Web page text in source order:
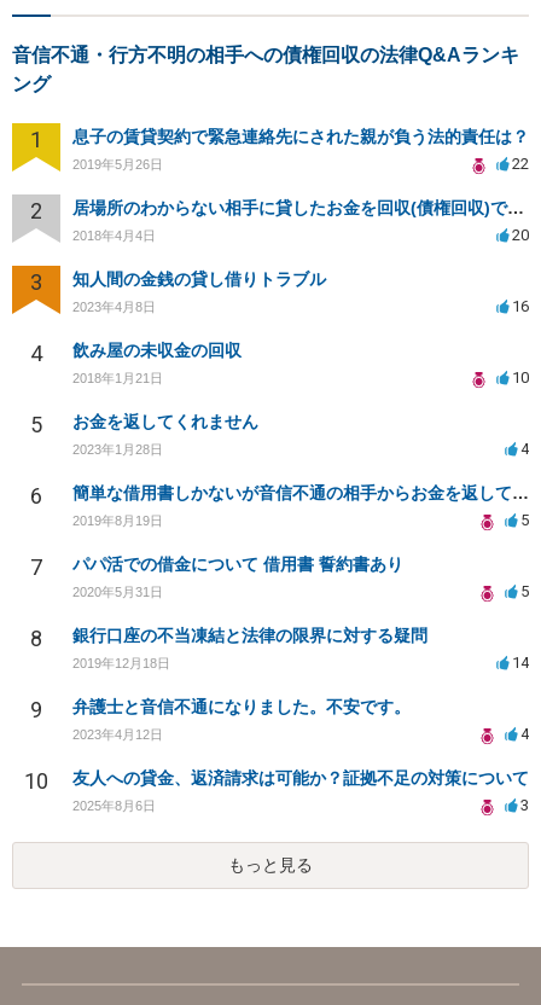
音信不通・行方不明の相手への債権回収の法律Q&Aランキ
ング
1 息子の賃貸契約で緊急連絡先にされた親が負う法的責任は？
2019年5月26日 22
2 居場所のわからない相手に貸したお金を回収(債権回収)できますか？
2018年4月4日 20
3 知人間の金銭の貸し借りトラブル
2023年4月8日 16
4 飲み屋の未収金の回収
2018年1月21日 10
5 お金を返してくれません
2023年1月28日 4
6 簡単な借用書しかないが音信不通の相手からお金を返してもらうことは可能ですか？
2019年8月19日 5
7 パパ活での借金について 借用書 誓約書あり
2020年5月31日 5
8 銀行口座の不当凍結と法律の限界に対する疑問
2019年12月18日 14
9 弁護士と音信不通になりました。不安です。
2023年4月12日 4
10 友人への貸金、返済請求は可能か？証拠不足の対策について
2025年8月6日 3
もっと見る